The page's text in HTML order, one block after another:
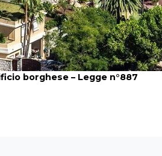
borghese – Legge n°887